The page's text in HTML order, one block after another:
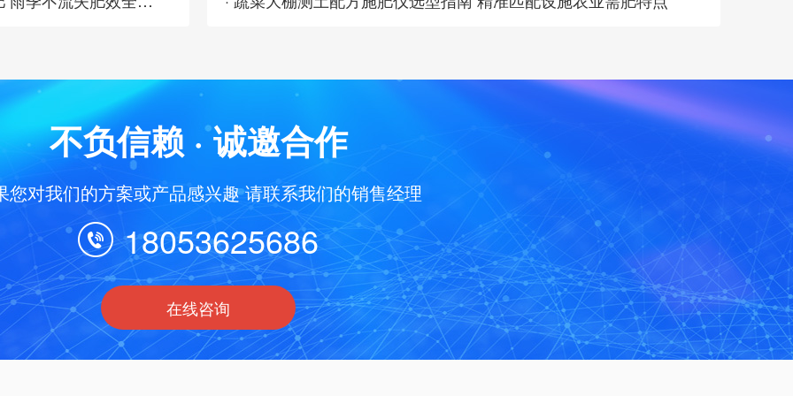
不负信赖 · 诚邀合作
您对我们的方案或产品感兴趣 请联系我们的销售经理
18053625686
在线咨询